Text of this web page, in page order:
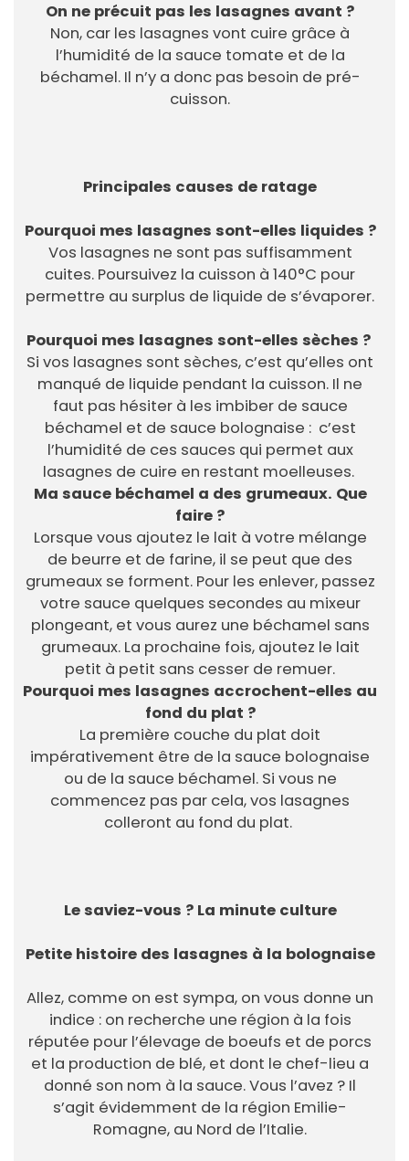
On ne précuit pas les lasagnes avant ?
Non, car les lasagnes vont cuire grâce à
l’humidité de la sauce tomate et de la
béchamel. Il n’y a donc pas besoin de pré-
cuisson.
Principales causes de ratage
Pourquoi mes lasagnes sont-elles liquides ?
Vos lasagnes ne sont pas suffisamment
cuites. Poursuivez la cuisson à 140°C pour
permettre au surplus de liquide de s’évaporer.
Pourquoi mes lasagnes sont-elles sèches ?
Si vos lasagnes sont sèches, c’est qu’elles ont
manqué de liquide pendant la cuisson. Il ne
faut pas hésiter à les imbiber de sauce
béchamel et de sauce bolognaise : c’est
l’humidité de ces sauces qui permet aux
lasagnes de cuire en restant moelleuses.
Ma sauce béchamel a des grumeaux. Que
faire ?
Lorsque vous ajoutez le lait à votre mélange
de beurre et de farine, il se peut que des
grumeaux se forment. Pour les enlever, passez
votre sauce quelques secondes au mixeur
plongeant, et vous aurez une béchamel sans
grumeaux. La prochaine fois, ajoutez le lait
petit à petit sans cesser de remuer.
Pourquoi mes lasagnes accrochent-elles au
fond du plat ?
La première couche du plat doit
impérativement être de la sauce bolognaise
ou de la sauce béchamel. Si vous ne
commencez pas par cela, vos lasagnes
colleront au fond du plat.
Le saviez-vous ? La minute culture
Petite histoire des lasagnes à la bolognaise
Allez, comme on est sympa, on vous donne un
indice : on recherche une région à la fois
réputée pour l’élevage de boeufs et de porcs
et la production de blé, et dont le chef-lieu a
donné son nom à la sauce. Vous l’avez ? Il
s’agit évidemment de la région Emilie-
Romagne, au Nord de l’Italie.